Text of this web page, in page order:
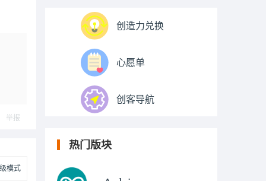
举报
模式
创造力兑换
心愿单
创客导航
热门版块